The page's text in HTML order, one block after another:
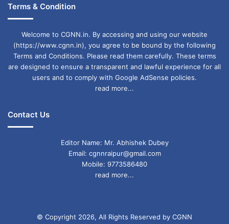
मांगी गई सभी जानकारी दर्ज करें और आवश्यक दस्तावेज
अपलोड करें।
अंत में फॉर्म को सबमिट करके पूर्ण रूप से भरे हुए फॉर्म का
प्रिंटआउट ले लें।
Terms & Condition
Welcome to CGNN.in. By accessing and using our website
(https://www.cgnn.in), you agree to be bound by the following
Terms and Conditions. Please read them carefully. These terms
are designed to ensure a transparent and lawful experience for all
users and to comply with Google AdSense policies.
read more...
Contact Us
Editor Name: Mr. Abhishek Dubey
Email: cgnnraipur@gmail.com
Mobile: 9773586480
read more...
© Copyright 2026, All Rights Reserved by CGNN